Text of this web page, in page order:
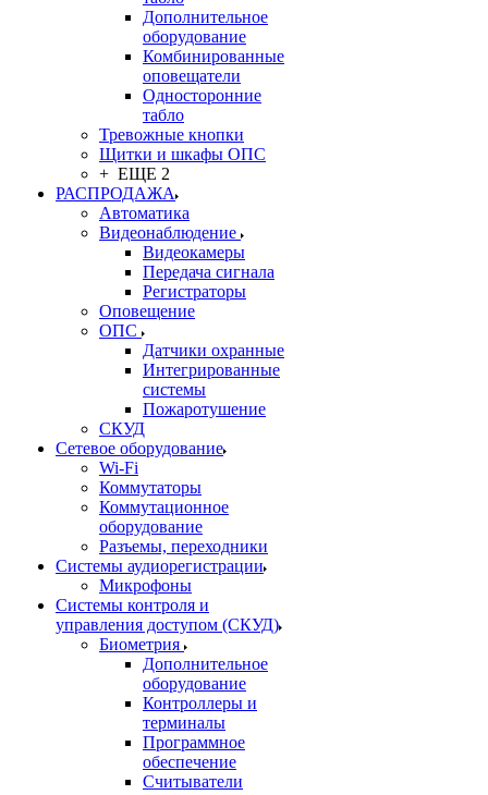
Дополнительное
оборудование
Комбинированные
оповещатели
Односторонние
табло
Тревожные кнопки
Щитки и шкафы ОПС
+ ЕЩЕ 2
РАСПРОДАЖА
Автоматика
Видеонаблюдение
Видеокамеры
Передача сигнала
Регистраторы
Оповещение
ОПС
Датчики охранные
Интегрированные
системы
Пожаротушение
СКУД
Сетевое оборудование
Wi-Fi
Коммутаторы
Коммутационное
оборудование
Разъемы, переходники
Системы аудиорегистрации
Микрофоны
Системы контроля и
управления доступом (СКУД)
Биометрия
Дополнительное
оборудование
Контроллеры и
терминалы
Программное
обеспечение
Считыватели